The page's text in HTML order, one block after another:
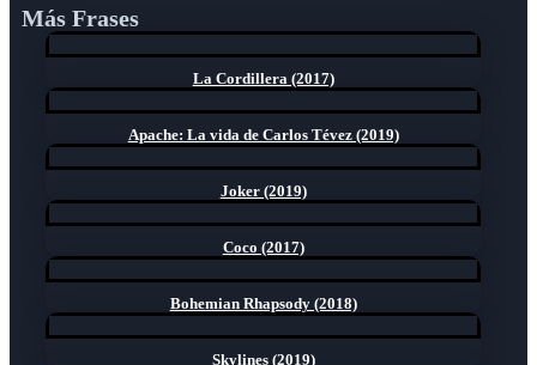
Más Frases
La Cordillera (2017)
Apache: La vida de Carlos Tévez (2019)
Joker (2019)
Coco (2017)
Bohemian Rhapsody (2018)
Skylines (2019)